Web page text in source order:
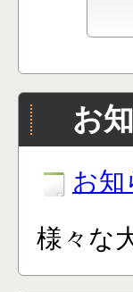
お
お知
様々な